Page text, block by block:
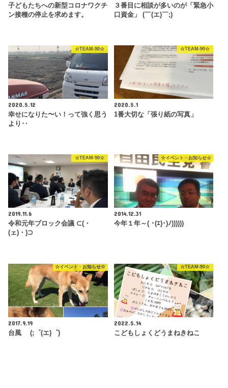
子どもたちへの新型コロナワクチ
ン接種の停止を求めます。
３番目に相談が多いのが「緊急小
口資金」 (￣(エ)￣;)
☆TEAM-90☆
2020.5.12
幸せになりた〜い！って強く思う
より‥
☆TEAM-90☆
2020.5.1
1番大切な「張り紙の写真」
☆TEAM-90☆
2019.11.6
令和元年ブロック会議 ⊂(・
(ェ)・)⊃
☆イベント・お知らせ☆
2014.12.31
今年１年～( ･(ｴ)･)ﾉ))))))
☆イベント・お知らせ☆
2017.9.19
台風 (;゜(エ)゜)
☆TEAM-90☆
2022.5.14
こどもしょくどうまねきねこ